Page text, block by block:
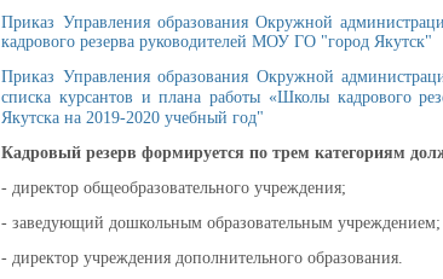
Приказ Управления образования Окружной
кадрового резерва руководителей МОУ ГО "город Якутск"
Приказ Управления образования Окружной
списка курсантов и плана работы «Школы кадрового
Якутска на 2019-2020 учебный год"
Кадровый резерв формируется по трем категориям
- директор общеобразовательного учреждения;
- заведующий дошкольным образовательным учреждением;
- директор учреждения дополнительного образования.